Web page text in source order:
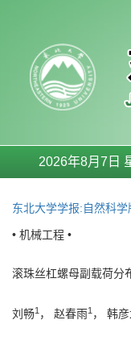
2026年8月7日
东北大学学报:自然科学
• 机械工程 •
滚珠丝杠螺母副载荷分
刘畅1 ， 赵春雨1 ， 韩